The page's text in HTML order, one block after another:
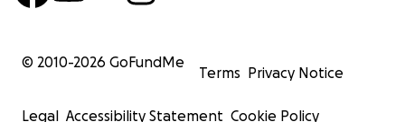
© 2010-2026 GoFundMe
Terms Privacy Notice
Legal Accessibility Statement Cookie Policy